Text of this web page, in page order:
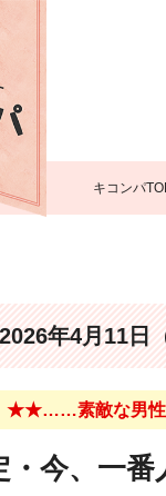
キコンパ
2026年4月11日
★★……素敵な男
・今、一